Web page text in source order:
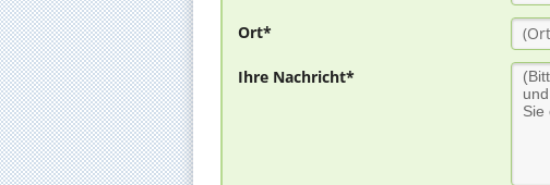
Ort*
Ihre Nachricht*